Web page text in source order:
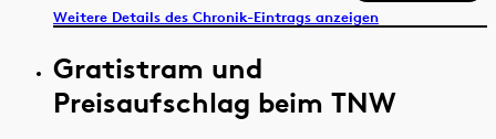
Weitere Details des Chronik-Eintrags anzeigen
Gratistram und
Preisaufschlag beim TNW